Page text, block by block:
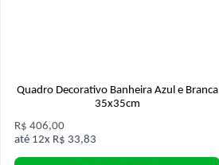
Quadro Decorativo Banheira Azul e Branca
35x35cm
R$ 406,00
12x R$ 33,83